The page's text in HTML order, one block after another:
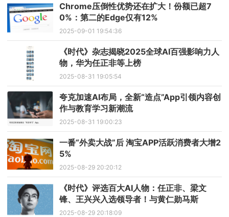
Chrome压倒性优势还在扩大！份额已超7
0%：第二的Edge仅有12%
2025-09-01 19:54:36
《时代》杂志揭晓2025全球AI百强影响力人
物，华为任正非等上榜
2025-08-31 19:05:54
夸克加速AI布局，全新“造点”App引领内容创
作与教育学习新潮流
2025-08-31 19:00:23
一番“外卖大战”后 淘宝APP活跃消费者大增2
5%
2025-08-29 20:20:12
《时代》评选百大AI人物：任正非、梁文
锋、王兴兴入选领导者！与黄仁勋马斯
2025-08-29 20:18:09